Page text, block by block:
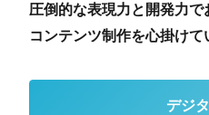
圧倒的な表現力と開発力
コンテンツ制作を心掛けて
デジ